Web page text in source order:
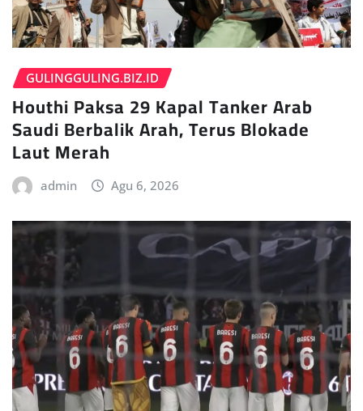
GULINGGULING.BIZ.ID
Houthi Paksa 29 Kapal Tanker Arab
Saudi Berbalik Arah, Terus Blokade
Laut Merah
admin Agu 6, 2026